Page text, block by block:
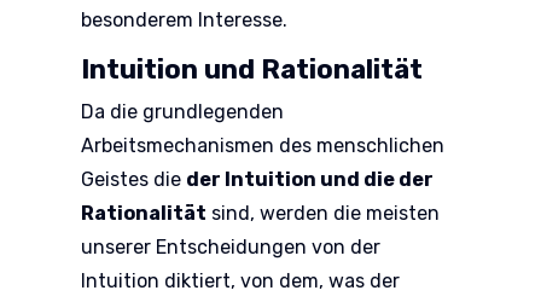
besonderem Interesse.
Intuition und Rationalität
Da die grundlegenden
Arbeitsmechanismen des menschlichen
Geistes die der Intuition und die der
Rationalität sind, werden die meisten
unserer Entscheidungen von der
Intuition diktiert, von dem, was der